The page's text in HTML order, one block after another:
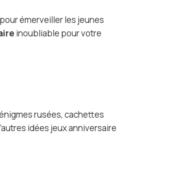
pour émerveiller les jeunes
inoubliable pour votre
rusées, cachettes
idées jeux anniversaire